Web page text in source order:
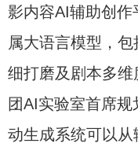
影内容AI辅助创作
属大语言模型，
细打磨及剧本多
团AI实验室首席
动生成系统可以